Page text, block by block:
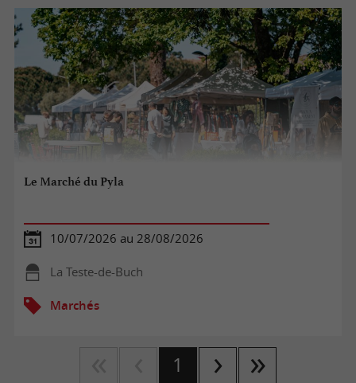
Le Marché du Pyla
10/07/2026 au 28/08/2026
La Teste-de-Buch
Marchés
1